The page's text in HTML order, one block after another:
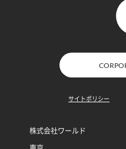
サイトポリシー
株式会社ワールド